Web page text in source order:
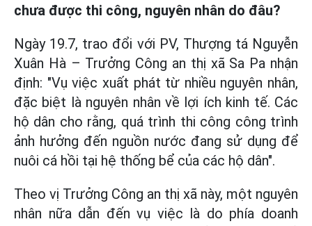
chưa được thi công, nguyên nhân do đâu?
Ngày 19.7, trao đổi với PV, Thượng tá Nguyễn
Xuân Hà – Trưởng Công an thị xã Sa Pa nhận
định: "Vụ việc xuất phát từ nhiều nguyên nhân,
đặc biệt là nguyên nhân về lợi ích kinh tế. Các
hộ dân cho rằng, quá trình thi công công trình
ảnh hưởng đến nguồn nước đang sử dụng để
nuôi cá hồi tại hệ thống bể của các hộ dân".
Theo vị Trưởng Công an thị xã này, một nguyên
nhân nữa dẫn đến vụ việc là do phía doanh